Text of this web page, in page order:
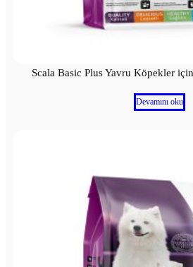
Scala Basic Plus Yavru Köpekler
Devamını oku